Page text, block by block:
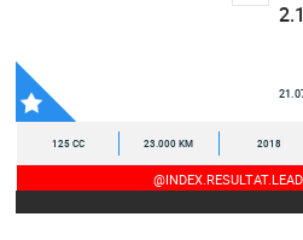
125 CC 23.000 KM 2018